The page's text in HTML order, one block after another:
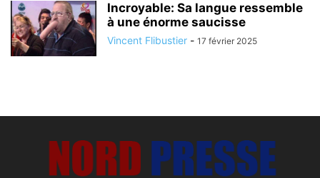
Incroyable: Sa langue ressemble
à une énorme saucisse
Vincent Flibustier - 17 février 2025